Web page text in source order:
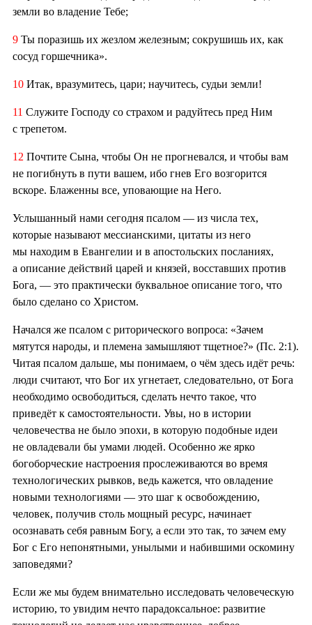
земли во владение Тебе;
9 Ты поразишь их жезлом железным; сокрушишь их, как
сосуд горшечника».
10 Итак, вразумитесь, цари; научитесь, судьи земли!
11 Служите Господу со страхом и радуйтесь пред Ним
с трепетом.
12 Почтите Сына, чтобы Он не прогневался, и чтобы вам
не погибнуть в пути вашем, ибо гнев Его возгорится
вскоре. Блаженны все, уповающие на Него.
Услышанный нами сегодня псалом — из числа тех,
которые называют мессианскими, цитаты из него
мы находим в Евангелии и в апостольских посланиях,
а описание действий царей и князей, восставших против
Бога, — это практически буквальное описание того, что
было сделано со Христом.
Начался же псалом с риторического вопроса: «Зачем
мятутся народы, и племена замышляют тщетное?» (Пс. 2:1).
Читая псалом дальше, мы понимаем, о чём здесь идёт речь:
люди считают, что Бог их угнетает, следовательно, от Бога
необходимо освободиться, сделать нечто такое, что
приведёт к самостоятельности. Увы, но в истории
человечества не было эпохи, в которую подобные идеи
не овладевали бы умами людей. Особенно же ярко
богоборческие настроения прослеживаются во время
технологических рывков, ведь кажется, что овладение
новыми технологиями — это шаг к освобождению,
человек, получив столь мощный ресурс, начинает
осознавать себя равным Богу, а если это так, то зачем ему
Бог с Его непонятными, унылыми и набившими оскомину
заповедями?
Если же мы будем внимательно исследовать человеческую
историю, то увидим нечто парадоксальное: развитие